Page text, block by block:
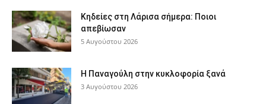
Κηδείες στη Λάρισα σήμερα: Ποιοι
απεβίωσαν
5 Αυγούστου 2026
Η Παναγούλη στην κυκλοφορία ξανά
3 Αυγούστου 2026